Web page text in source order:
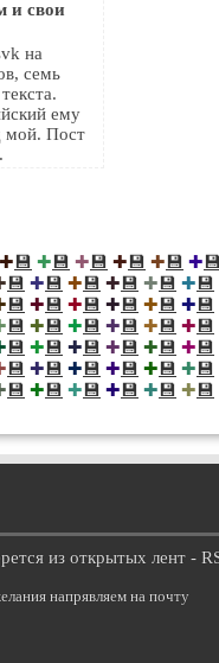
и свои
семь
ему
мой. Пост
✚💾 ✚💾 ✚💾 ✚💾 ✚💾 ✚
💾 ✚💾 ✚💾 ✚💾 ✚💾 ✚💾
💾 ✚💾 ✚💾 ✚💾 ✚💾 ✚💾
💾 ✚💾 ✚💾 ✚💾 ✚💾 ✚💾
💾 ✚💾 ✚💾 ✚💾 ✚💾 ✚💾
💾 ✚💾 ✚💾 ✚💾 ✚💾 ✚💾
💾 ✚💾 ✚💾 ✚💾 ✚💾 ✚💾
из открытых лент -
напрявляем на почту